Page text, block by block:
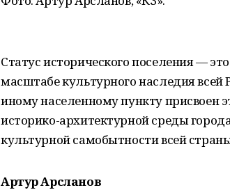
Статус исторического поселения —
масштабе культурного наследия
иному населенному пункту присвоен
историко-архитектурной среды
культурной самобытности всей
Артур Арсланов